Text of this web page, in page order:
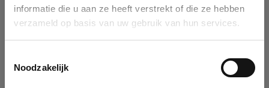
informatie die u aan ze heeft verstrekt of die ze hebben
verzameld op basis van uw gebruik van hun services.
Noodzakelijk
You can search a company in our database by name, VAT or
enterprise ID. When a company is selected it will auto-complete the
form. If you don't find your company in our database, you can create